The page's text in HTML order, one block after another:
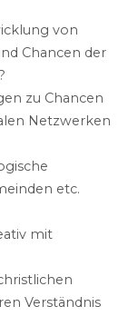
von
Chancen der
zu Chancen
Netzwerken
etc.
mit
Verständnis